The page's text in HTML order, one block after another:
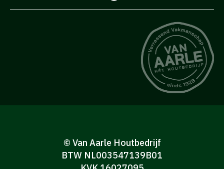
© Van Aarle Houtbedrijf
BTW NL003547139B01